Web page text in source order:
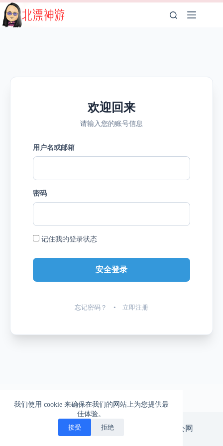
跳
至
内
我们使用 cookie 来确保在我们的网站上为您提供最
佳体验。
接受 拒绝
欢迎回来
请输入您的账号信息
用户名或邮箱
密码
记住我的登录状态
忘记密码？ • 立即注册
一柱擎天的爱情，一往无前的生活
版权所有 © 北漂神游。
京ICP备14029665号-3
京公网